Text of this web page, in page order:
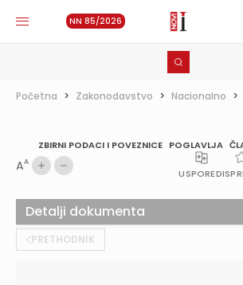
NN 85/2026
Početna > Zakonodavstvo > Nacionalno >
ZBIRNI PODACI I POVEZNICE POGLAVLJA
AA
USPOREDI
PRETHODNIK
Detalji dokumenta